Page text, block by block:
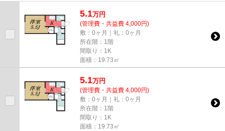
5.1万円
(管理費・共益費 4,000円)
敷：0ヶ月｜礼：0ヶ月
所在階：1階
間取り：1K
面積：19.73㎡
5.1万円
(管理費・共益費 4,000円)
敷：0ヶ月｜礼：0ヶ月
所在階：1階
間取り：1K
面積：19.73㎡